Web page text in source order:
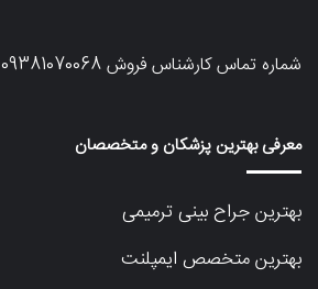
شماره تماس کارشناس فروش09381070068
معرفی بهترین پزشکان و متخصصان
بهترین جراح بینی ترمیمی
بهترین متخصص ایمپلنت